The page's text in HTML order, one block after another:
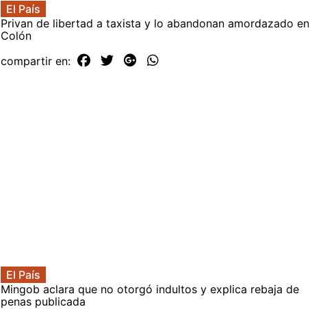
El País
Privan de libertad a taxista y lo abandonan amordazado en
Colón
compartir en:
El País
Mingob aclara que no otorgó indultos y explica rebaja de
penas publicada